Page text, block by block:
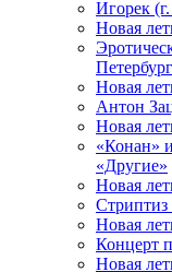
Игорек
Новая
Новая
Антон
Новая
«Конан»
«Другие»
Новая
Новая
Концерт
Новая